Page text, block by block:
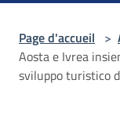
Page d'accueil >
Aosta e Ivrea
sviluppo turistico